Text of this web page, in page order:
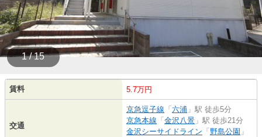
1 / 15
賃料 5.7万円
交通
京急逗子線 「 六浦 」駅 徒歩5分
京急本線 「 金沢八景 」駅 徒歩21分
金沢シーサイドライン 「 野島公園 」